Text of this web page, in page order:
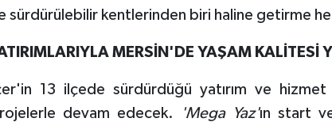
sürdürülebilir kentlerinden biri haline getirme
MERSİN'DE YAŞAM KALİTESİ
13 ilçede sürdürdüğü yatırım ve hizmet
devam edecek.
'Mega Yaz'ın start